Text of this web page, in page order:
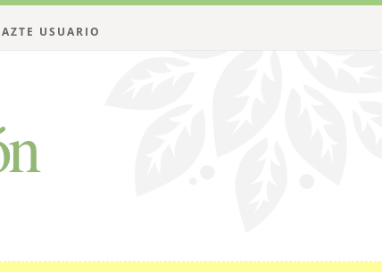
USUARIO